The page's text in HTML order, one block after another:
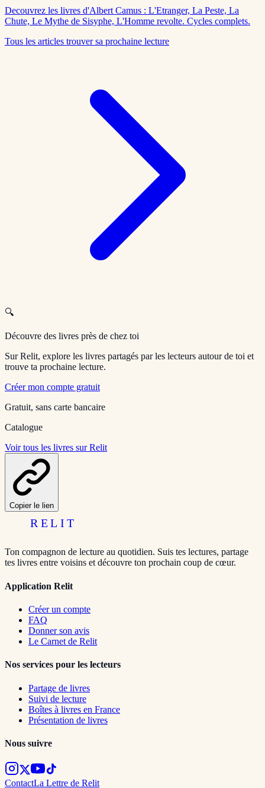
Decouvrez les livres d'Albert Camus : L'Etranger, La Peste, La
Chute, Le Mythe de Sisyphe, L'Homme revolte. Cycles complets.
Tous les articles trouver sa prochaine lecture
🔍
Découvre des livres près de chez toi
Sur Relit, explore les livres partagés par les lecteurs autour de toi et
trouve ta prochaine lecture.
Créer mon compte gratuit
Gratuit, sans carte bancaire
Catalogue
Voir tous les livres sur Relit
Copier le lien
RELIT
Ton compagnon de lecture au quotidien. Suis tes lectures, partage
tes livres entre voisins et découvre ton prochain coup de cœur.
Application Relit
Créer un compte
FAQ
Donner son avis
Le Carnet de Relit
Nos services pour les lecteurs
Partage de livres
Suivi de lecture
Boîtes à livres en France
Présentation de livres
Nous suivre
ContactLa Lettre de Relit